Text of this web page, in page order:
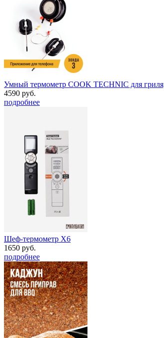
Умный термометр COOK TECHNIC для
4590 руб.
подробнее
Шеф-термометр Х6
1650 руб.
подробнее